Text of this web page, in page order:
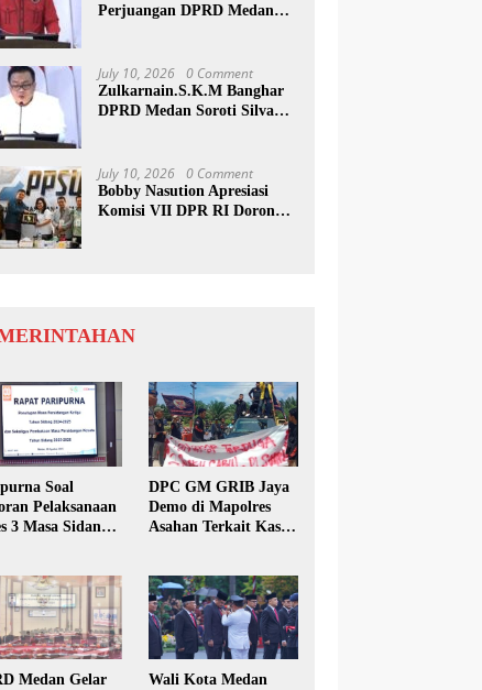
Perjuangan DPRD Medan
July 10, 2026 0 Comment
Zulkarnain.S.K.M Banghar
DPRD Medan Soroti Silva
July 10, 2026 0 Comment
Bobby Nasution Apresiasi
Komisi VII DPR RI Dorong
Soal
Pelaksanaan
3 Masa Sidang
DPC GM GRIB Jaya
Demo di Mapolres
Asahan Terkait Kasus
Medan Gelar
Wali Kota Medan